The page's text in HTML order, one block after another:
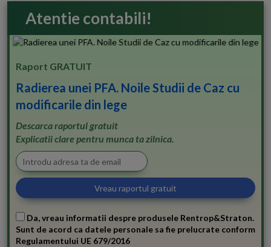
Atentie contabili!
Raport GRATUIT
Radierea unei PFA. Noile Studii de Caz cu
modificarile din lege
Descarca raportul gratuit
Explicatii clare pentru munca ta zilnica.
Da, vreau informatii despre produsele Rentrop&Straton.
Sunt de acord ca datele personale sa fie prelucrate conform
Regulamentului UE 679/2016